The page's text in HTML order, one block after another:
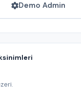
Demo Admin